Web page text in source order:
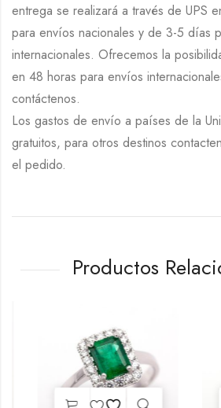
entrega se realizará a través de UPS
para envíos nacionales y de 3-5 días
internacionales. Ofrecemos la
en 48 horas para envíos
contáctenos.
Los gastos de envío a países de la
gratuitos, para otros destinos
el pedido.
Productos